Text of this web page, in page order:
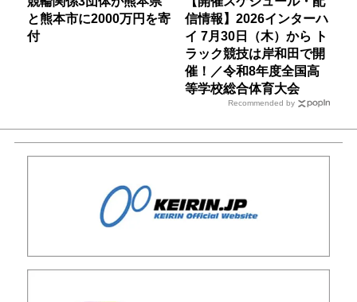
と熊本市に2000万円を寄
付
信情報】2026インターハ
イ 7月30日（木）から ト
ラック競技は岸和田で開
催！／令和8年度全国高
等学校総合体育大会
Recommended by